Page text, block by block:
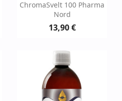
ChromaSvelt 100 Pharma
Nord
13,90 €